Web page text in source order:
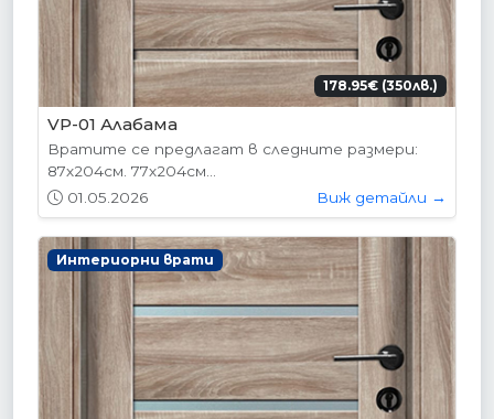
178.95€ (350лв.)
VP-01 Алабама
Вратите се предлагат в следните размери:
87х204см. 77х204см...
01.05.2026
Виж детайли →
Интериорни врати